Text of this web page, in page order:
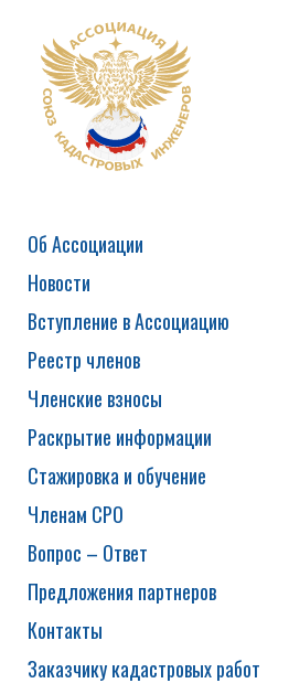
Об Ассоциации
Новости
Вступление в Ассоциацию
Реестр членов
Членские взносы
Раскрытие информации
Стажировка и обучение
Членам СРО
Вопрос – Ответ
Предложения партнеров
Контакты
Заказчику кадастровых работ